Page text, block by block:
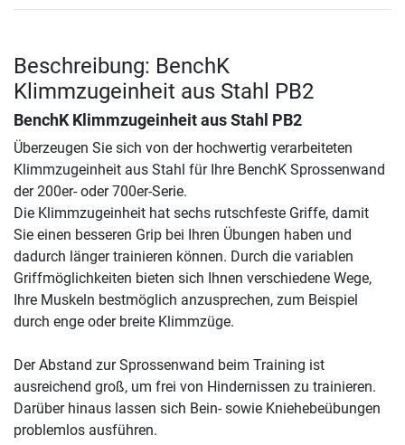
Beschreibung: BenchK
Klimmzugeinheit aus Stahl PB2
BenchK Klimmzugeinheit aus Stahl PB2
Überzeugen Sie sich von der hochwertig verarbeiteten
Klimmzugeinheit aus Stahl für Ihre BenchK Sprossenwand
der 200er- oder 700er-Serie.
Die Klimmzugeinheit hat sechs rutschfeste Griffe, damit
Sie einen besseren Grip bei Ihren Übungen haben und
dadurch länger trainieren können. Durch die variablen
Griffmöglichkeiten bieten sich Ihnen verschiedene Wege,
Ihre Muskeln bestmöglich anzusprechen, zum Beispiel
durch enge oder breite Klimmzüge.
Der Abstand zur Sprossenwand beim Training ist
ausreichend groß, um frei von Hindernissen zu trainieren.
Darüber hinaus lassen sich Bein- sowie Kniehebeübungen
problemlos ausführen.